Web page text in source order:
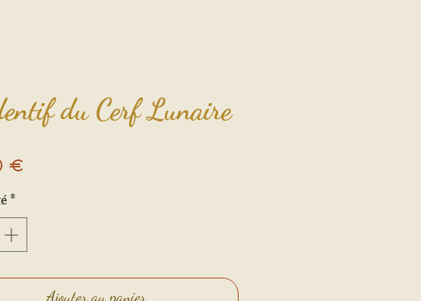
du Cerf Lunaire
€Prix
*
Ajouter au panier